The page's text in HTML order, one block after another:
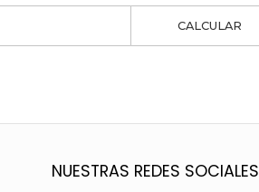
CALCULAR
NUESTRAS REDES SOCIALES